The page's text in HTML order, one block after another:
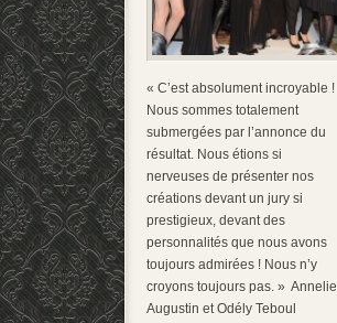
« C’est absolument incroyable !
Nous sommes totalement
submergées par l’annonce du
résultat. Nous étions si
nerveuses de présenter nos
créations devant un jury si
prestigieux, devant des
personnalités que nous avons
toujours admirées ! Nous n’y
croyons toujours pas. » Annelie
Augustin et Odély Teboul